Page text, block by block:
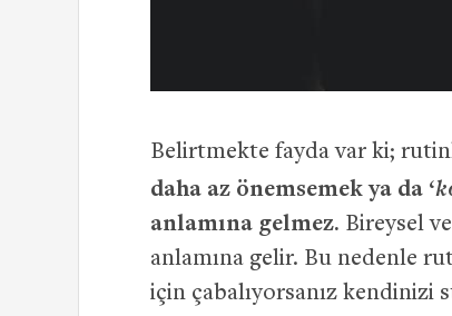
Belirtmekte fayda var ki;
daha az önemsemek ya da ‘
anlamına gelmez. Bireysel
anlamına gelir. Bu nedenle
için çabalıyorsanız kendinizi